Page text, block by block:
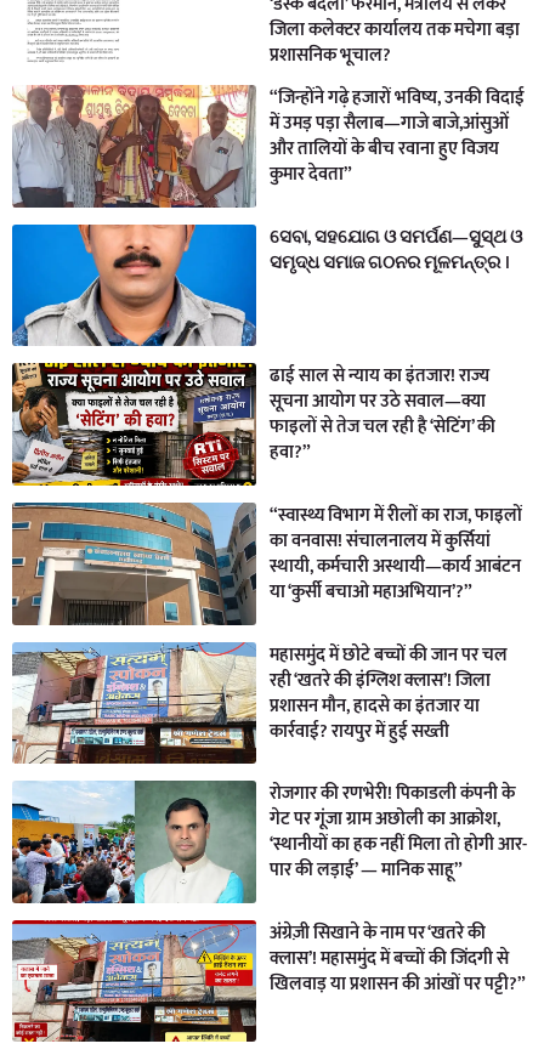
जिला कलेक्टर कार्यालय तक मचेगा बड़ा
प्रशासनिक भूचाल?
“जिन्होंने गढ़े हजारों भविष्य, उनकी विदाई
में उमड़ पड़ा सैलाब—गाजे बाजे,आंसुओं
और तालियों के बीच रवाना हुए विजय
कुमार देवता”
ସେବା, ସହଯୋଗ ଓ ସମର୍ପଣ—ସୁସ୍ଥ ଓ
ସମୃଦ୍ଧ ସମାଜ ଗଠନର ମୂଳମନ୍ତ୍ର ।
ढाई साल से न्याय का इंतजार! राज्य
सूचना आयोग पर उठे सवाल—क्या
फाइलों से तेज चल रही है ‘सेटिंग’ की
हवा?”
“स्वास्थ्य विभाग में रीलों का राज, फाइलों
का वनवास! संचालनालय में कुर्सियां
स्थायी, कर्मचारी अस्थायी—कार्य आबंटन
या ‘कुर्सी बचाओ महाअभियान’?”
महासमुंद में छोटे बच्चों की जान पर चल
रही ‘खतरे की इंग्लिश क्लास’! जिला
प्रशासन मौन, हादसे का इंतजार या
कार्रवाई? रायपुर में हुई सख्ती
रोजगार की रणभेरी! पिकाडली कंपनी के
गेट पर गूंजा ग्राम अछोली का आक्रोश,
‘स्थानीयों का हक नहीं मिला तो होगी आर-
पार की लड़ाई’ — मानिक साहू”
अंग्रेज़ी सिखाने के नाम पर ‘खतरे की
क्लास’! महासमुंद में बच्चों की जिंदगी से
खिलवाड़ या प्रशासन की आंखों पर पट्टी?”